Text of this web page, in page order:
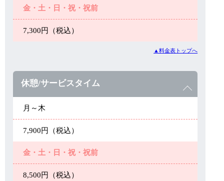
金・土・日・祝・祝前
7,300円（税込）
▲料金表トップへ
休憩/サービスタイム
月～木
7,900円（税込）
金・土・日・祝・祝前
8,500円（税込）